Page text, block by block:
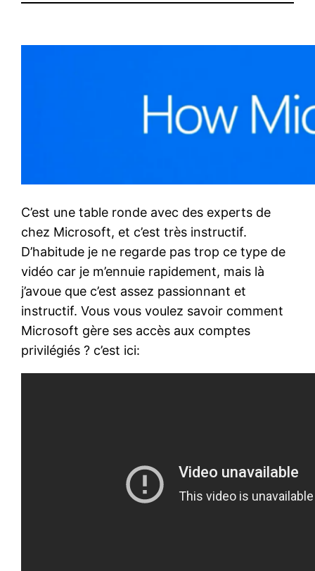
C’est une table ronde avec des experts de
chez Microsoft, et c’est très instructif.
D’habitude je ne regarde pas trop ce type de
vidéo car je m’ennuie rapidement, mais là
j’avoue que c’est assez passionnant et
instructif. Vous vous voulez savoir comment
Microsoft gère ses accès aux comptes
privilégiés ? c’est ici: